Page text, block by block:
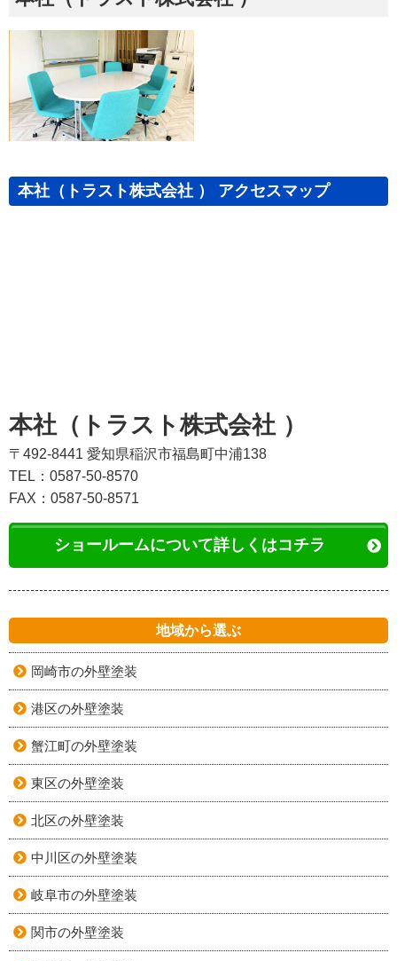
本社（トラスト株式会社 ） アクセスマップ
本社（トラスト株式会社 ）
〒492-8441 愛知県稲沢市福島町中浦138
TEL：0587-50-8570
FAX：0587-50-8571
ショールームについて詳しくはコチラ
地域から選ぶ
岡崎市の外壁塗装
港区の外壁塗装
蟹江町の外壁塗装
東区の外壁塗装
北区の外壁塗装
中川区の外壁塗装
岐阜市の外壁塗装
関市の外壁塗装